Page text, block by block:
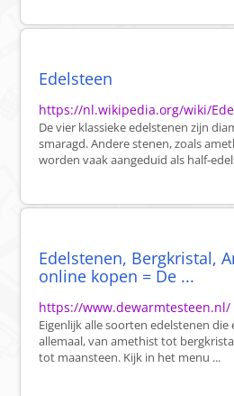
Edelsteen
https://nl.wikipedia.org/wiki/
De vier klassieke edelstenen zijn
smaragd. Andere stenen, zoals
worden vaak aangeduid als half-
Edelstenen, Bergkristal,
online kopen = De ...
https://www.dewarmtesteen.nl/
Eigenlijk alle soorten edelstenen die
allemaal, van amethist tot
tot maansteen. Kijk in het menu ...